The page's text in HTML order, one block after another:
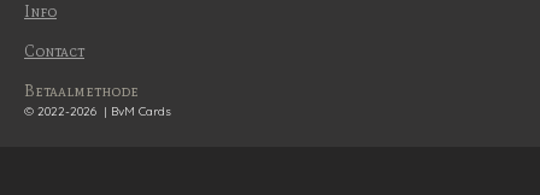
Info
Contact
Betaalmethode
© 2022-2026 | BvM Cards